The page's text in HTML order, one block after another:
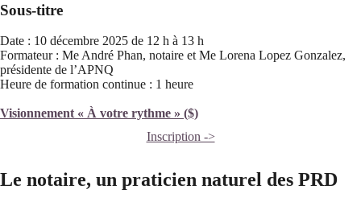
Sous-titre
Date : 10 décembre 2025 de 12 h à 13 h
Formateur : Me André Phan, notaire et Me Lorena Lopez Gonzalez,
présidente de l’APNQ
Heure de formation continue : 1 heure
Visionnement « À votre rythme » ($)
Inscription ->
Le notaire, un praticien naturel des PRD